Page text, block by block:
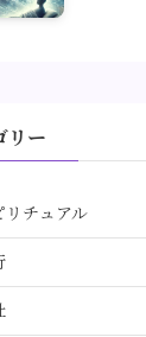
リー
リチュアル